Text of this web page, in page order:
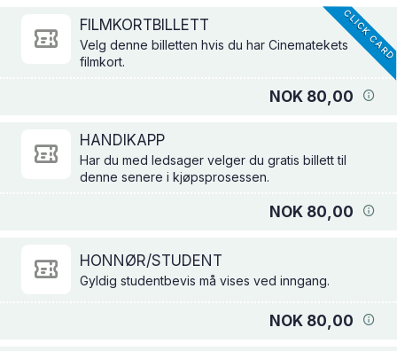
FILMKORTBILLETT
Velg denne billetten hvis du har Cinematekets
filmkort.
NOK 80,00
CLICK CARD
HANDIKAPP
Har du med ledsager velger du gratis billett til
denne senere i kjøpsprosessen.
NOK 80,00
HONNØR/STUDENT
Gyldig studentbevis må vises ved inngang.
NOK 80,00